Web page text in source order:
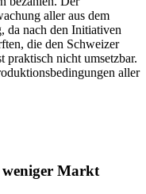
aller aus dem
da nach den Initiativen
die den Schweizer
praktisch nicht umsetzbar.
aller
weniger Markt